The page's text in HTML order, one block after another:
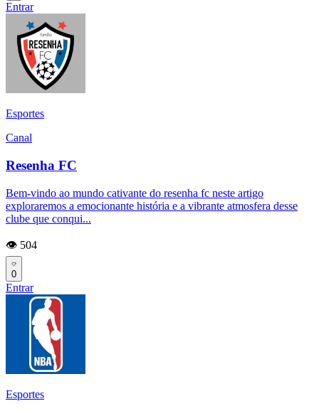
Entrar
Esportes
Canal
Resenha FC
Bem-vindo ao mundo cativante do resenha fc neste artigo
exploraremos a emocionante história e a vibrante atmosfera desse
clube que conqui...
👁️ 504
0
Entrar
Esportes